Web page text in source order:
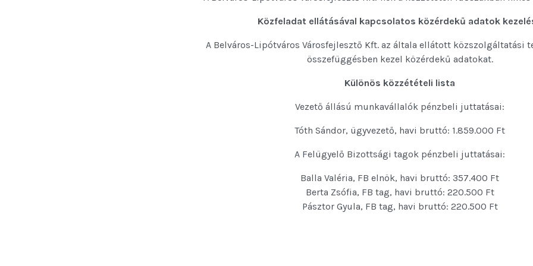
Közfeladat ellátásával kapcsolatos közérdekű adatok
A Belváros-Lipótváros Városfejlesztő Kft. az általa ellátott közszolgáltatási
összefüggésben kezel közérdekű adatokat.
Különös közzétételi lista
Vezető állású munkavállalók pénzbeli juttatásai:
Tóth Sándor, ügyvezető, havi bruttó: 1.859.000 Ft
A Felügyelő Bizottsági tagok pénzbeli juttatásai:
Balla Valéria, FB elnök, havi bruttó: 357.400 Ft
Berta Zsófia, FB tag, havi bruttó: 220.500 Ft
Pásztor Gyula, FB tag, havi bruttó: 220.500 Ft